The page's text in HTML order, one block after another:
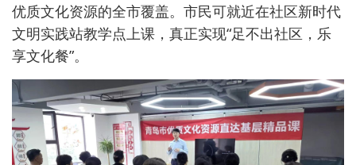
优质文化资源的全市覆盖。市民可就近在社区新时代
文明实践站教学点上课，真正实现“足不出社区，乐
享文化餐”。